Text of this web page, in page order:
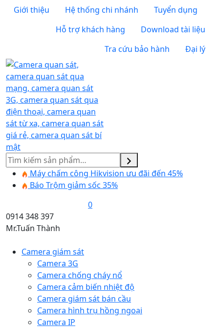
Giới thiệu Hệ thống chi nhánh
Tuyển dụng
Hỗ trợ khách hàng
Download tài liệu
Tra cứu bảo hành
Đại lý
Tìm
kiếm
Máy chấm công Hikvision ưu đãi đến 45%
Báo Trộm giảm sốc 35%
0
0914 348 397
Mr.Tuấn Thành
Camera giám sát
Camera 3G
Camera chống cháy nổ
Camera cảm biến nhiệt độ
Camera giám sát bán cầu
Camera hình trụ hồng ngoại
Camera IP